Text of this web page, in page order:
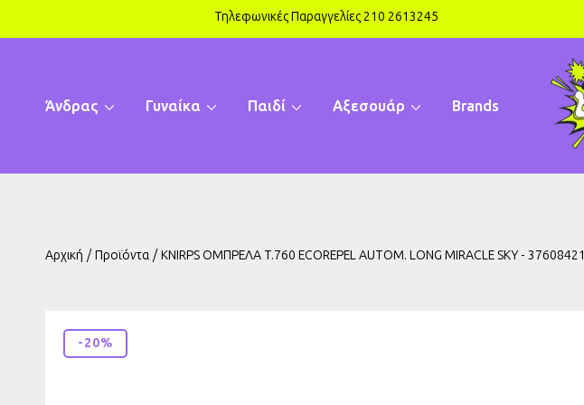
ΑΠΕΥΘΕΊΑΣ ΜΕΤΆΒΑΣΗ ΣΤΟ ΠΕΡΙΕΧΌΜΕΝΟΤηλεφωνικές Παραγγελίες 210 2613245
Άνδρας Γυναίκα Παιδί Αξεσουάρ Brands
Αρχική Προϊόντα KNIRPS ΟΜΠΡΕΛΑ T.760 ECOREPEL AUTOM. LONG MIRACLE SKY - 37608421
-20%
ΜΕΤΆΒΑΣΗ ΣΤΙΣ ΠΛΗΡΟΦΟΡΊΕΣ ΠΡΟΪΌΝΤΟΣ